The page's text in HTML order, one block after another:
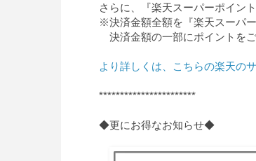
さらに、『楽天スーパーポイン
※決済金額全額を『楽天スーパ
決済金額の一部にポイントをご
より詳しくは、こちらの楽天の
***********************
◆更にお得なお知らせ◆